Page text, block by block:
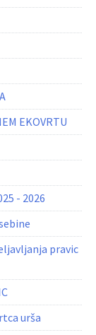
EKOVRTU
- 2026
pravic
urša